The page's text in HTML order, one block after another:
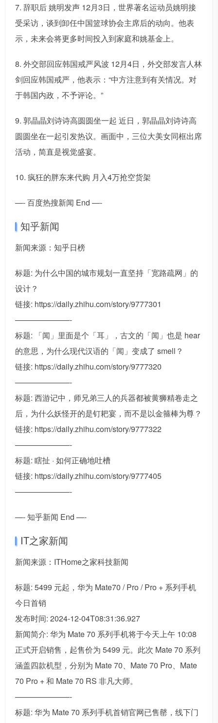
7. 辞职后 姚明发声 12月3日，世界著名运动员姚明接
受采访，谈到卸任中国篮球协会主席后的动向。他表
示，未来会将更多时间投入到家庭和姚基金上。
8. 外交部回应韩国戒严风波 12月4日，外交部发言人林
剑回应韩国戒严，他表示：“中方注意到有关情况。对
于韩国内政，不予评论。”
9. 郭晶晶刘诗诗高圆圆坐一起 近日，郭晶晶刘诗诗高
圆圆坐在一起引发热议。画面中，三位大美女同框出席
活动，简直是视觉盛宴。
10. 疯狂的胖东来代购 月入4万抢空货架
—- 百度热搜新闻 End —-
知乎新闻
新闻来源：知乎日榜
标题: 为什么中国的城市规划一直坚持「宽路疏网」的
设计？
链接: https://daily.zhihu.com/story/9777301
———————-
标题: 「闻」里面是个「耳」，古文的「闻」也是 hear
的意思，为什么现代汉语的「闻」变成了 smell？
链接: https://daily.zhihu.com/story/9777320
———————-
标题: 西游记中，师兄弟三人的兵器都被黄狮精卷走之
后，为什么妖怪开的是钉耙宴，而不是以金箍棒为尊？
链接: https://daily.zhihu.com/story/9777322
———————-
标题: 瞎扯 · 如何正确地吐槽
链接: https://daily.zhihu.com/story/9777405
———————-
—- 知乎新闻 End —-
IT之家新闻
新闻来源：ITHome之家科技新闻
标题: 5499 元起，华为 Mate70 / Pro / Pro + 系列手机
今日首销
发布时间: 2024-12-04T08:31:36.927
新闻简介: 华为 Mate 70 系列手机将于今天上午 10:08
正式开启销售，起售价为 5499 元。此次 Mate 70 系列
涵盖四款机型，分别为 Mate 70、Mate 70 Pro、Mate
70 Pro + 和 Mate 70 RS 非凡大师。
———————-
标题: 华为 Mate 70 系列手机首销官网已售罄，线下门